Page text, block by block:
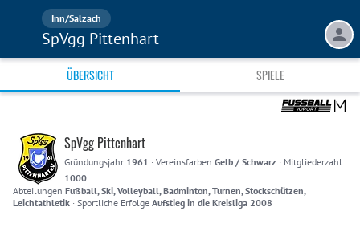
Inn/Salzach
SpVgg Pittenhart
ÜBERSICHT SPIELE
SpVgg Pittenhart
Gründungsjahr 1961 · Vereinsfarben Gelb / Schwarz · Mitgliederzahl
1000
Abteilungen Fußball, Ski, Volleyball, Badminton, Turnen, Stockschützen,
Leichtathletik · Sportliche Erfolge Aufstieg in die Kreisliga 2008